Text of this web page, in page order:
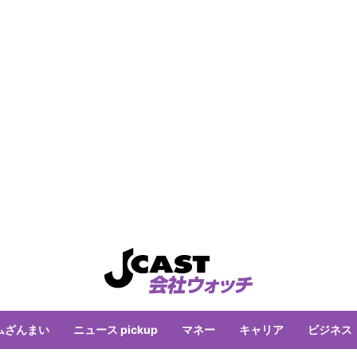
ざんまい ニュース pickup マネー キャリア ビジネス